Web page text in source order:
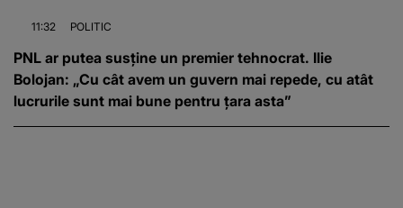
11:32 POLITIC
PNL ar putea susține un premier tehnocrat. Ilie
Bolojan: „Cu cât avem un guvern mai repede, cu atât
lucrurile sunt mai bune pentru țara asta”